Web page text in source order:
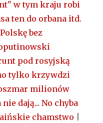
w tym kraju robi
ten do orbana itd.
bez
pod rosyjską
tylko krzywdzi
milionów
dają... No chyba
chamstwo